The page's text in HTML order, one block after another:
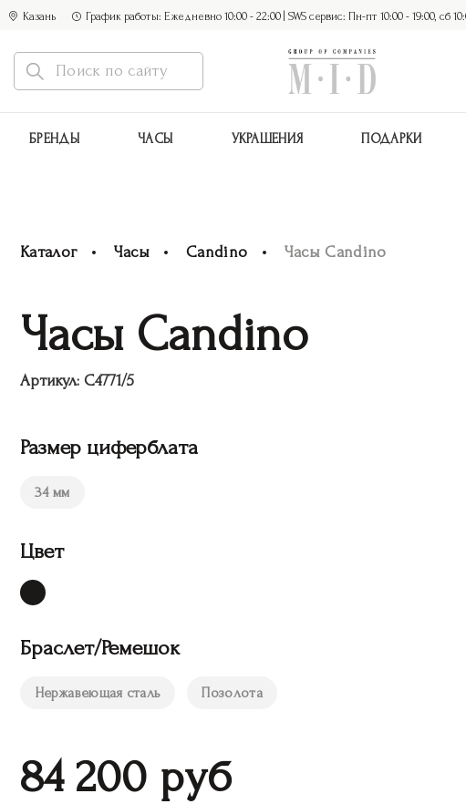
Казань График работы: Ежедневно 10:00 - 22:00 | SWS сервис: Пн-пт 10:00 - 19:00, сб
БРЕНДЫ ЧАСЫ УКРАШЕНИЯ ПОДАРКИ
Каталог Часы Candino Часы Candino
Часы Candino
Артикул: C4771/5
Размер циферблата
34 мм
Цвет
Браслет/Ремешок
Нержавеющая сталь Позолота
84 200 руб